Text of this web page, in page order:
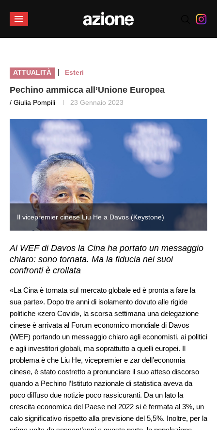
ATTUALITÀ | Esteri
Pechino ammicca all’Unione Europea
/ Giulia Pompili 23 Gennaio 2023
Il vicepremier cinese Liu He a Davos (Keystone)
Al WEF di Davos la Cina ha portato un messaggio
chiaro: sono tornata. Ma la fiducia nei suoi
confronti è crollata
«La Cina è tornata sul mercato globale ed è pronta a fare la
sua parte». Dopo tre anni di isolamento dovuto alle rigide
politiche «zero Covid», la scorsa settimana una delegazione
cinese è arrivata al Forum economico mondiale di Davos
(WEF) portando un messaggio chiaro agli economisti, ai politici
e agli investitori globali, ma soprattutto a quelli europei. Il
problema è che Liu He, vicepremier e zar dell’economia
cinese, è stato costretto a pronunciare il suo atteso discorso
quando a Pechino l’Istituto nazionale di statistica aveva da
poco diffuso due notizie poco rassicuranti. Da un lato la
crescita economica del Paese nel 2022 si è fermata al 3%, un
calo significativo rispetto alla previsione del 5,5%. Inoltre, per la
prima volta da sessant’anni a questa parte, la popolazione